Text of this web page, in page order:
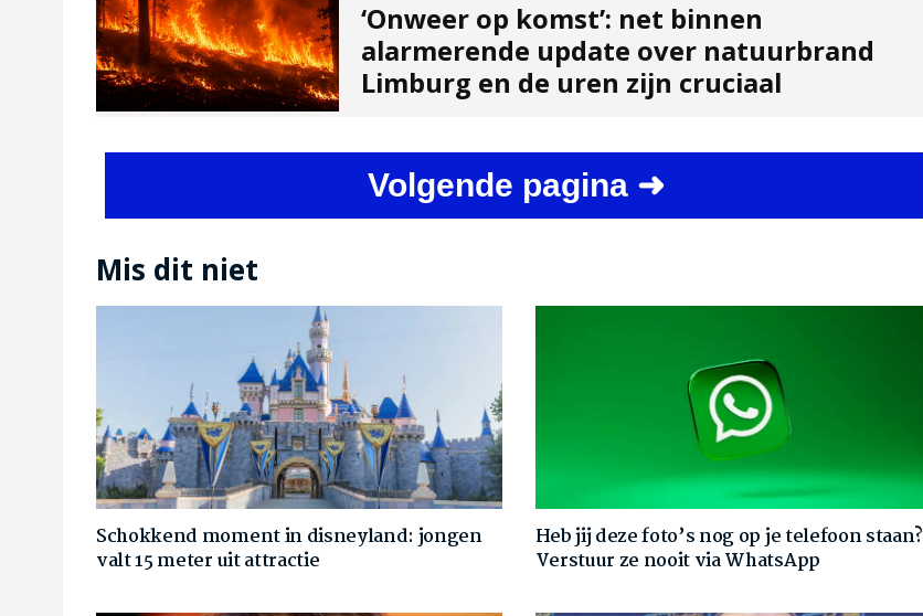
‘Onweer op komst’: net binnen
alarmerende update over natuurbrand
Limburg en de uren zijn cruciaal
Volgende pagina ➜
Mis dit niet
Schokkend moment in disneyland: jongen
valt 15 meter uit attractie
Heb jij deze foto’s nog op je telefoon staan?
Verstuur ze nooit via WhatsApp